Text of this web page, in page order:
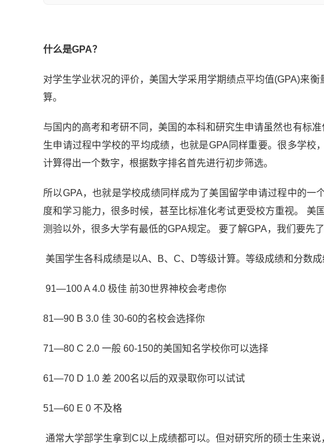
什么是GPA？
对学生学业状况的评价，美国大学采用学期绩点平均值(GPA)来
算。
与国内的高考和考研不同，美国的本科和研究生申请虽然也有标
生申请过程中学校的平均成绩，也就是GPA同样重要。很多学
计算得出一个数字，根据数字排名首先进行初步筛选。
所以GPA，也就是学校成绩同样成为了美国留学申请过程中的
度和学习能力，很多时候，甚至比标准化考试更受校方重视。 美
测验以外，很多大学有最低的GPA规定。 要了解GPA，我们要先
美国学生各科成绩是以A、B、C、D等级计算。等级成绩和分数成
91—100 A 4.0 极佳 前30世界神校会考虑你
81—90 B 3.0 佳 30-60的名校会选择你
71—80 C 2.0 一般 60-150的美国知名学校你可以选择
61—70 D 1.0 差 200名以后的双录取你可以试试
51—60 E 0 不及格
通常大学部学生拿到C以上成绩都可以。但对研究所的硕士生来说